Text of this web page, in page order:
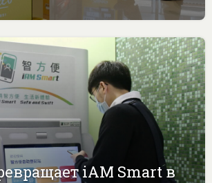
iAM Smart в